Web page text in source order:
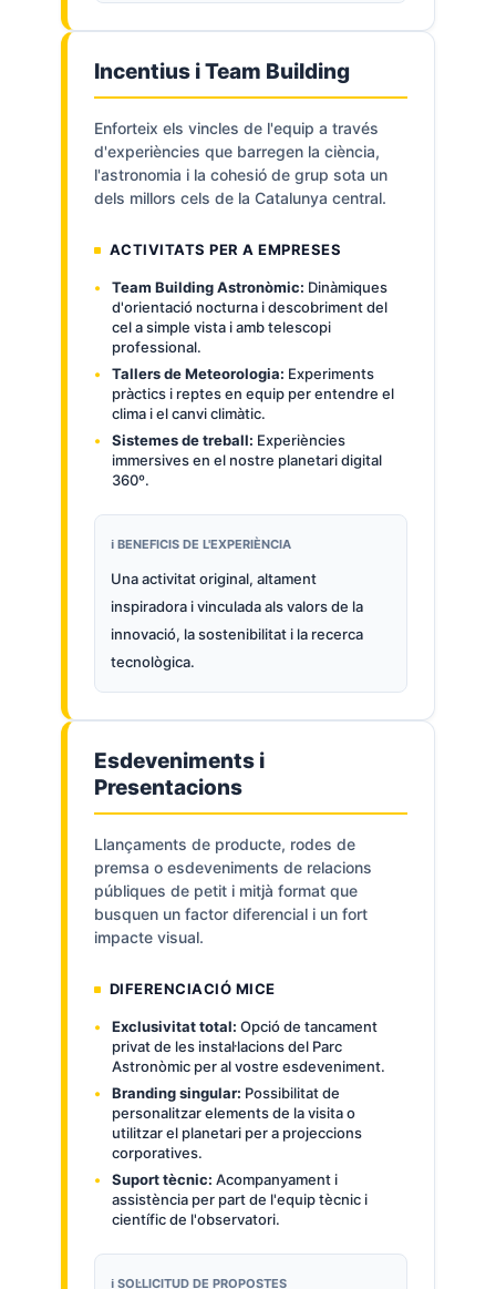
Incentius i Team Building
Enforteix els vincles de l'equip a través
d'experiències que barregen la ciència,
l'astronomia i la cohesió de grup sota un
dels millors cels de la Catalunya central.
ACTIVITATS PER A EMPRESES
Team Building Astronòmic: Dinàmiques
d'orientació nocturna i descobriment del
cel a simple vista i amb telescopi
professional.
Tallers de Meteorologia: Experiments
pràctics i reptes en equip per entendre el
clima i el canvi climàtic.
Sistemes de treball: Experiències
immersives en el nostre planetari digital
360º.
ℹ️ BENEFICIS DE L'EXPERIÈNCIA
Una activitat original, altament
inspiradora i vinculada als valors de la
innovació, la sostenibilitat i la recerca
tecnològica.
Esdeveniments i
Presentacions
Llançaments de producte, rodes de
premsa o esdeveniments de relacions
públiques de petit i mitjà format que
busquen un factor diferencial i un fort
impacte visual.
DIFERENCIACIÓ MICE
Exclusivitat total: Opció de tancament
privat de les instal·lacions del Parc
Astronòmic per al vostre esdeveniment.
Branding singular: Possibilitat de
personalitzar elements de la visita o
utilitzar el planetari per a projeccions
corporatives.
Suport tècnic: Acompanyament i
assistència per part de l'equip tècnic i
científic de l'observatori.
ℹ️ SOL·LICITUD DE PROPOSTES